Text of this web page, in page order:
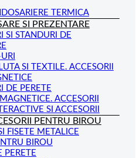
TERMICA
SI PREZENTARE
SI STANDURI DE
SI TEXTILE. ACCESORII
DE PERETE
ACCESORII
SI ACCESORII
PENTRU BIROU
FISETE METALICE
BIROU
PERETE